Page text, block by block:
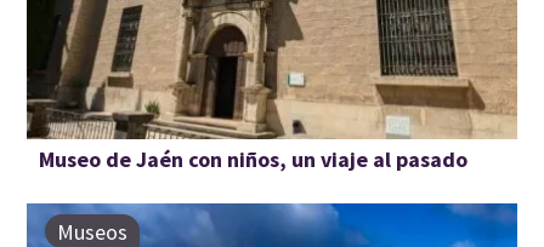
Museo de Jaén con niños, un viaje al pasado
Museos